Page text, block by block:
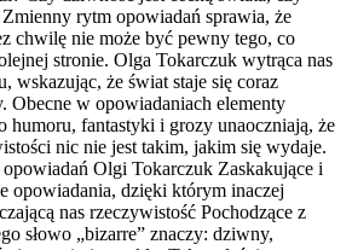
Zmienny rytm opowiadań sprawia, że
chwilę nie może być pewny tego, co
stronie. Olga Tokarczuk wytrąca nas
wskazując, że świat staje się coraz
Obecne w opowiadaniach elementy
humoru, fantastyki i grozy unaoczniają, że
nic nie jest takim, jakim się wydaje.
Olgi Tokarczuk Zaskakujące i
opowiadania, dzięki którym inaczej
nas rzeczywistość Pochodzące z
słowo „bizarre” znaczy: dziwny,